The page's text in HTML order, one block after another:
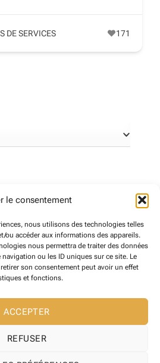
le consentement
nous utilisons des technologies telles
ou accéder aux informations des appareils.
nous permettra de traiter des données
ou les ID uniques sur ce site. Le
son consentement peut avoir un effet
et fonctions.
ACCEPTER
REFUSER
DE SERVICES 171
LIBRAIRIE Le Cheval dans l’Arbre
0 (0 reviews)
0 (0 reviews)